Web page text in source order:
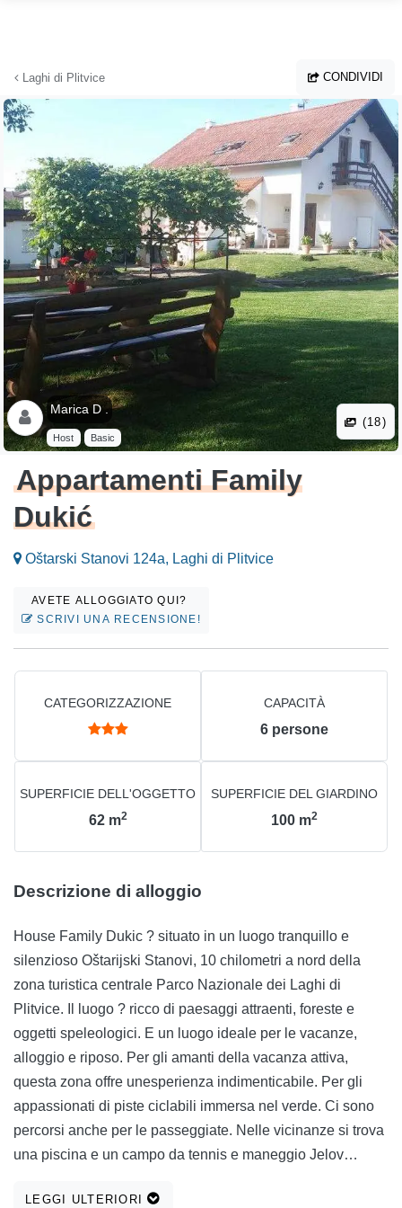
Laghi di Plitvice CONDIVIDI
Marica D .
Host Basic
(18)
Appartamenti Family
Dukić
Oštarski Stanovi 124a, Laghi di Plitvice
AVETE ALLOGGIATO QUI?
SCRIVI UNA RECENSIONE!
CATEGORIZZAZIONE CAPACITÀ
6 persone
SUPERFICIE DELL'OGGETTO
62 m2
SUPERFICIE DEL GIARDINO
100 m2
Descrizione di alloggio
House Family Dukic ? situato in un luogo tranquillo e
silenzioso Oštarijski Stanovi, 10 chilometri a nord della
zona turistica centrale Parco Nazionale dei Laghi di
Plitvice. Il luogo ? ricco di paesaggi attraenti, foreste e
oggetti speleologici. E un luogo ideale per le vacanze,
alloggio e riposo. Per gli amanti della vacanza attiva,
questa zona offre unesperienza indimenticabile. Per gli
appassionati di piste ciclabili immersa nel verde. Ci sono
percorsi anche per le passeggiate. Nelle vicinanze si trova
una piscina e un campo da tennis e maneggio Jelov
nevoso, che guarda in avanti per almeno uno, perché
LEGGI ULTERIORI